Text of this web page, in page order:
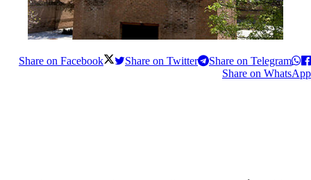
Share on Facebook Share on Twitter
Share on Telegram
Share on WhatsApp